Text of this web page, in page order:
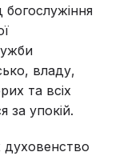
владу,
та всіх
за упокій.
духовенство